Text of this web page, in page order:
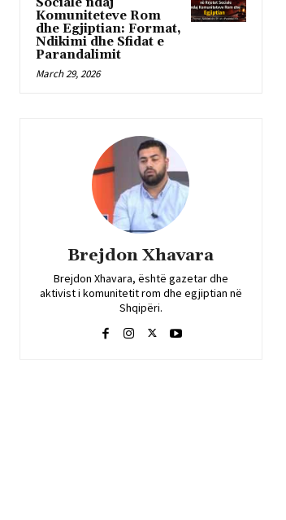
Komuniteteve Rom
dhe Egjiptian: Format,
Ndikimi dhe Sfidat e
Parandalimit
March 29, 2026
Brejdon Xhavara
Brejdon Xhavara, është gazetar dhe
aktivist i komunitetit rom dhe egjiptian në
Shqipëri.